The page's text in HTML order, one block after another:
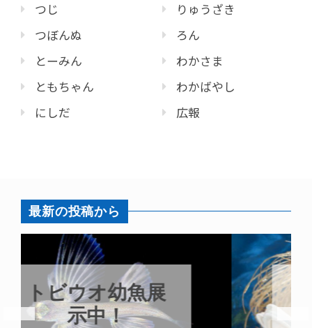
つじ
つぼんぬ
とーみん
ともちゃん
にしだ
りゅうざき
ろん
わかさま
わかばやし
広報
最新の投稿から
これからもツ
ララらしく